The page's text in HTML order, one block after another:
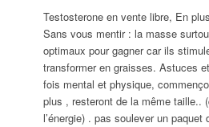
Testosterone en vente libre, En
Sans vous mentir : la masse
optimaux pour gagner car ils
transformer en graisses. Astuces
fois mental et physique,
plus , resteront de la même taille..
l’énergie) . pas soulever un paquet